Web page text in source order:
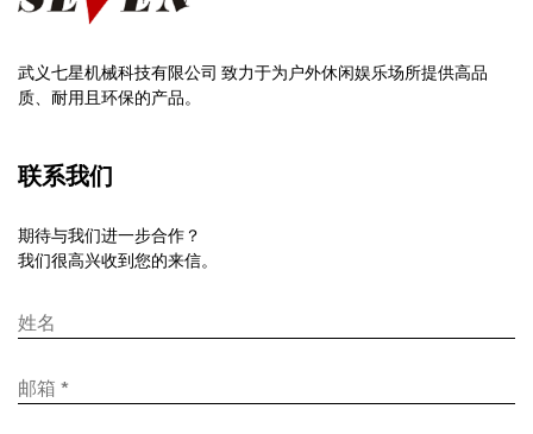
武义七星机械科技有限公司 致力于为户外休闲娱乐场所提供高品
质、耐用且环保的产品。
联系我们
期待与我们进一步合作？
我们很高兴收到您的来信。